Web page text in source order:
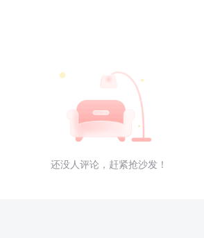
还没人评论，赶紧抢沙发！